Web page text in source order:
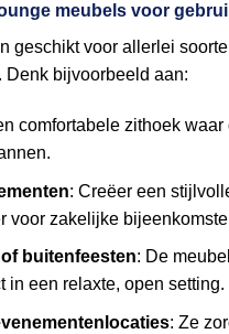
meubels voor
geschikt voor allerlei
Denk bijvoorbeeld aan:
comfortabele zithoek waar
: Creëer een
voor zakelijke
buitenfeesten: De
in een relaxte, open setting.
: Ze